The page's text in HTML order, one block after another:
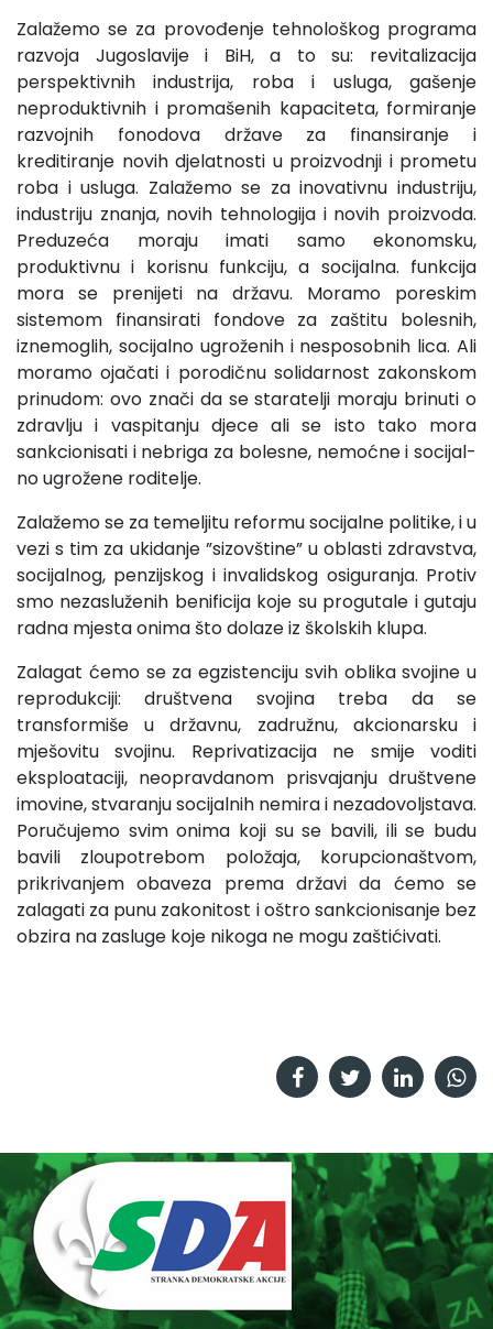
Zalažemo se za provođenje tehnološkog programa
raz­voja Jugoslavije i BiH, a to su: revitalizacija
perspektivnih in­dustrija, roba i usluga, gašenje
neproduktivnih i promašenih kapaciteta, formiranje
razvojnih fonodova države za finansiranje i
kreditiranje novih djelatnosti u proizvodnji i prometu
ro­ba i usluga. Zalažemo se za inovativnu industriju,
industriju znanja, novih tehnologija i novih proizvoda.
Preduzeća moraju imati samo ekonomsku,
produktivnu i korisnu funkciju, a so­cijalna. funkcija
mora se prenijeti na državu. Moramo poreskim
sistemom finansirati fondove za zaštitu bolesnih,
iznemoglih, socijalno ugroženih i nesposobnih lica. Ali
moramo ojačati i porodičnu solidarnost zakonskom
prinudom: ovo znači da se staratelji moraju brinuti o
zdravlju i vaspitanju djece ali se isto tako mora
sankcionisati i nebriga za bolesne, nemoćne i socijal­
no ugrožene roditelje.
Zalažemo se za temeljitu reformu socijalne politike, i u
vezi s tim za ukidanje ”sizovštine” u oblasti zdravstva,
socijal­nog, penzijskog i invalidskog osiguranja. Protiv
smo nezasluže­nih benificija koje su progutale i gutaju
radna mjesta onima što dolaze iz školskih klupa.
Zalagat ćemo se za egzistenciju svih oblika svojine u
reprodukciji: društvena svojina treba da se
transformiše u državnu, zadružnu, akcionarsku i
mješovitu svojinu. Reprivatizacija ne smije voditi
eksploataciji, neopravdanom prisvajanju društvene
imovine, stvaranju socijalnih nemira i nezadovoljsta­va.
Poručujemo svim onima koji su se bavili, ili se budu
bavili zloupotrebom položaja, korupcionaštvom,
prikrivanjem obave­za prema državi da ćemo se
zalagati za punu zakonitost i oštro sankcionisanje bez
obzira na zasluge koje nikoga ne mogu za­štićivati.